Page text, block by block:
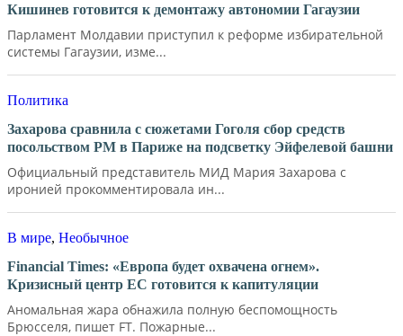
Кишинев готовится к демонтажу автономии Гагаузии
Парламент Молдавии приступил к реформе избирательной
системы Гагаузии, изме...
Политика
Захарова сравнила с сюжетами Гоголя сбор средств
посольством РМ в Париже на подсветку Эйфелевой башни
Официальный представитель МИД Мария Захарова с
иронией прокомментировала ин...
В мире, Необычное
Financial Times: «Европа будет охвачена огнем».
Кризисный центр ЕС готовится к капитуляции
Аномальная жара обнажила полную беспомощность
Брюсселя, пишет FT. Пожарные...